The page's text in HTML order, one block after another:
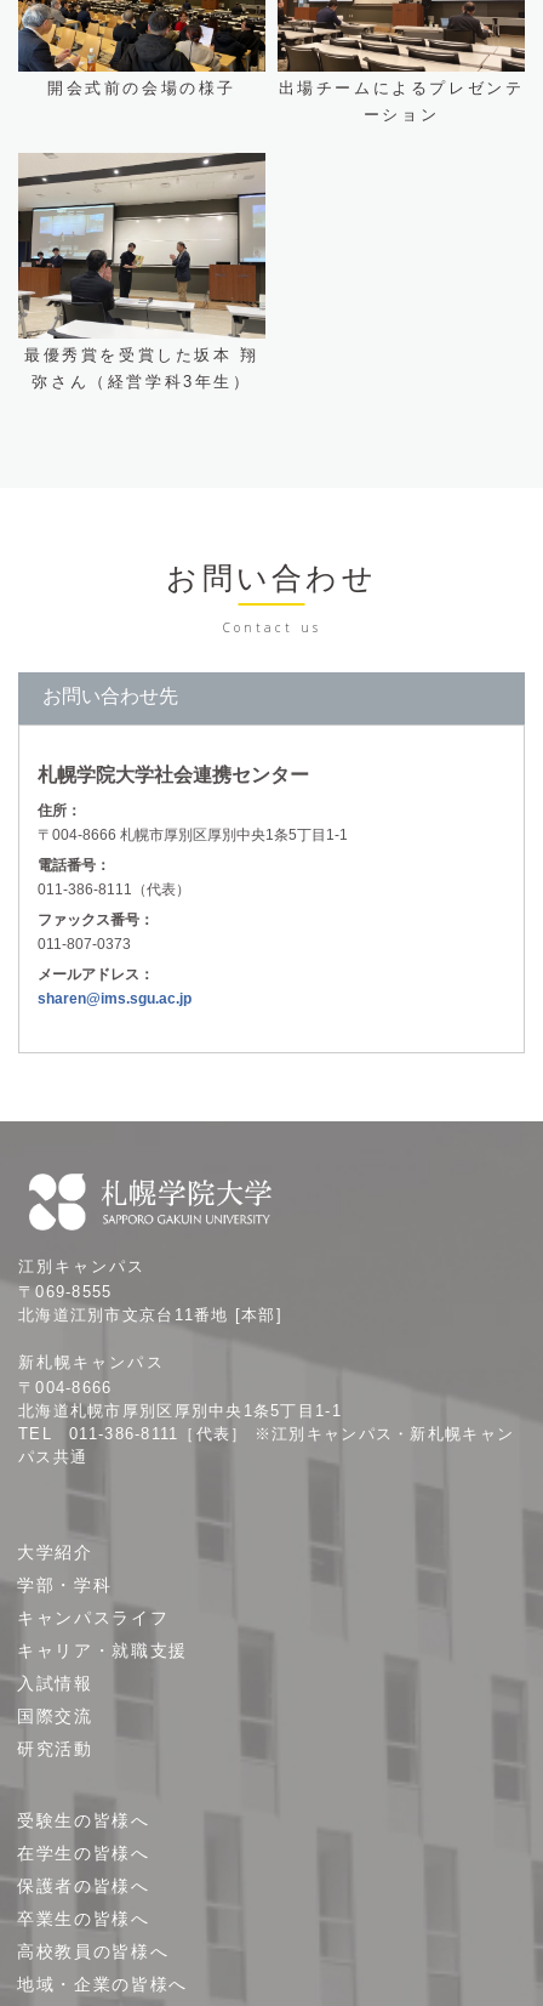
開会式前の会場の様子
出場チームによるプレゼンテ
ーション
最優秀賞を受賞した坂本 翔
弥さん（経営学科3年生）
お問い合わせ
Contact us
お問い合わせ先
札幌学院大学社会連携センター
住所：
〒004-8666 札幌市厚別区厚別中央1条5丁目1-1
電話番号：
011-386-8111（代表）
ファックス番号：
011-807-0373
メールアドレス：
sharen@ims.sgu.ac.jp
幌
学
大
学
江別キャンパス
〒069-8555
北海道江別市文京台11番地 [本部]
新札幌キャンパス
〒004-8666
北海道札幌市厚別区厚別中央1条5丁目1-1
TEL 011-386-8111［代表］ ※江別キャンパス・新札幌キャン
パス共通
ト
プ
大学紹介
学部・学科
キャンパスライフ
キャリア・就職支援
入試情報
国際交流
研究活動
受験生の皆様へ
在学生の皆様へ
保護者の皆様へ
卒業生の皆様へ
高校教員の皆様へ
地域・企業の皆様へ